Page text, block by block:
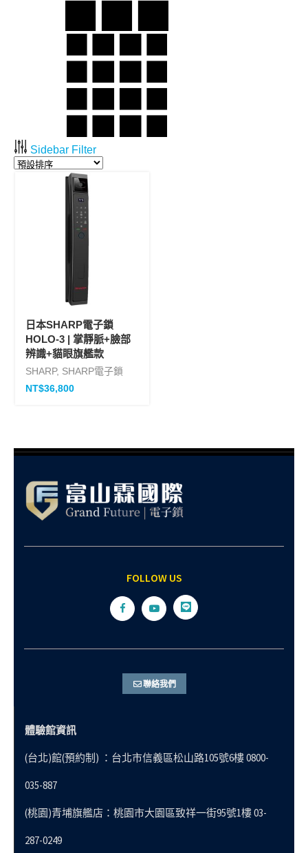
Sidebar Filter
日本SHARP電子鎖
HOLO-3 | 掌靜脈+臉部
辨識+貓眼旗艦款
SHARP, SHARP電子鎖
NT$36,800
FOLLOW US
聯絡我們
體驗館資訊
(台北)館(預約制) ：台北市信義區松山路105號6樓 0800-
035-887
(桃園)青埔旗艦店：桃園市大園區致祥一街95號1樓 03-
287-0249